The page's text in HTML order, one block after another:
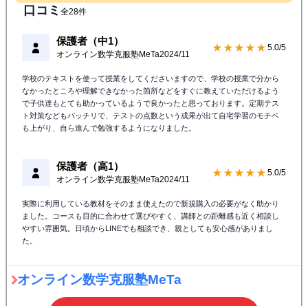
口コミ 全28件
保護者（中1）
オンライン数学克服塾MeTa2024/11
★★★★★ 5.0/5
学校のテキストを使って授業をしてくださいますので、学校の授業で分から
なかったところや理解できなかった箇所などをすぐに教えていただけるよう
で子供達もとても助かっているようで良かったと思っております。定期テス
ト対策などもバッチリで、テストの点数という成果が出て自宅学習のモチベ
も上がり、自ら進んで勉強するようになりました。
保護者（高1）
オンライン数学克服塾MeTa2024/11
★★★★★ 5.0/5
実際に利用している教材をそのまま使えたので新規購入の必要がなく助かり
ました。コースも目的に合わせて選びやすく、講師との距離感も近く相談し
やすい雰囲気。日頃からLINEでも相談でき、親としても安心感がありまし
た。
オンライン数学克服塾MeTa